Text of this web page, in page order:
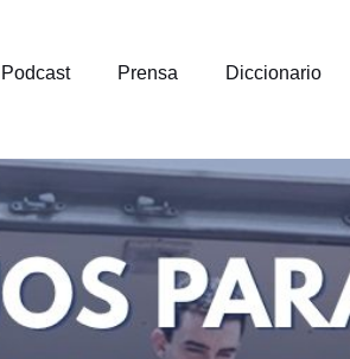
Podcast Prensa Diccionario